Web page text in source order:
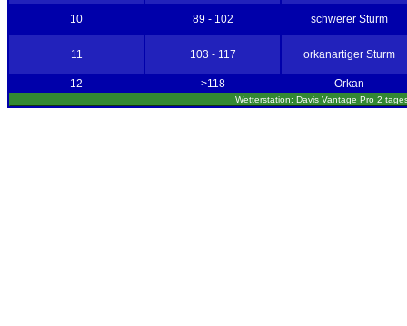
10 89 - 102 schwerer Sturm
11 103 - 117 orkanartiger Sturm
12 >118 Orkan
Wetterstation: Davis Vantage Pro 2